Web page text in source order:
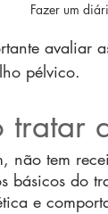
Fazer um
avaliar
pélvico.
não tem
básicos do
e